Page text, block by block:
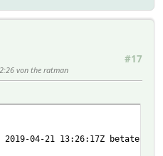
#17
von the ratman
04-21 13:26:17Z